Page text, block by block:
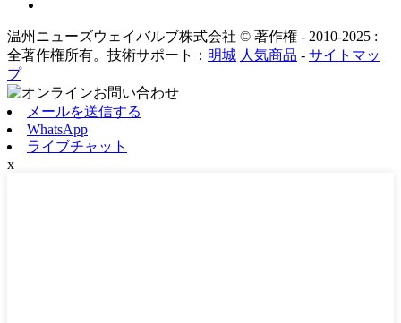
温州ニューズウェイバルブ株式会社 © 著作権 - 2010-2025 :
全著作権所有。技術サポート： 明城 人気商品 - サイトマッ
プ
メールを送信する
WhatsApp
ライブチャット
x